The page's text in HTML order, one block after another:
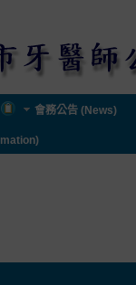
會務公告 (News)